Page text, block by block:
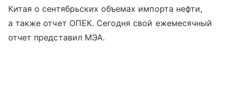
Китая о сентябрьских объемах импорта нефти,
а также отчет ОПЕК. Сегодня свой ежемесячный
отчет представил МЭА.